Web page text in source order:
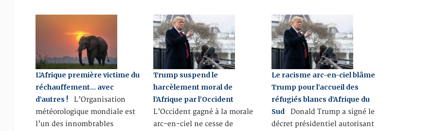
L’Afrique première victime du
réchauffement… avec
d’autres !L’Organisation
météorologique mondiale est
l’un des innombrables
Trump suspend le
harcèlement moral de
l’Afrique par l’Occident
L’Occident gagné à la morale
arc-en-ciel ne cesse de
Le racisme arc-en-ciel blâme
Trump pour l’accueil des
réfugiés blancs d’Afrique du
SudDonald Trump a signé le
décret présidentiel autorisant